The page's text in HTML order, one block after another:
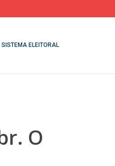
ELEITORAL
O